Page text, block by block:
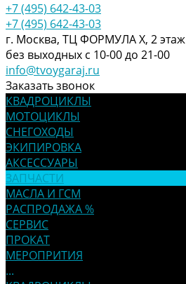
+7 (495) 642-43-03
+7 (495) 642-43-03
г. Москва, ТЦ ФОРМУЛА Х, 2 этаж
без выходных с 10-00 до 21-00
info@tvoygaraj.ru
Заказать звонок
КВАДРОЦИКЛЫ
МОТОЦИКЛЫ
СНЕГОХОДЫ
ЭКИПИРОВКА
АКСЕССУАРЫ
ЗАПЧАСТИ
МАСЛА И ГСМ
РАСПРОДАЖА %
СЕРВИС
ПРОКАТ
МЕРОПРИТИЯ
...